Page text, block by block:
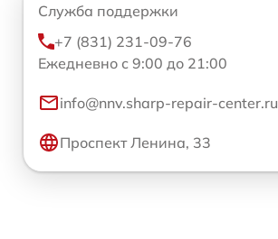
Служба поддержки
+7 (831) 231-09-76
Ежедневно с 9:00 до 21:00
info@nnv.sharp-repair-center.ru
Проспект Ленина, 33